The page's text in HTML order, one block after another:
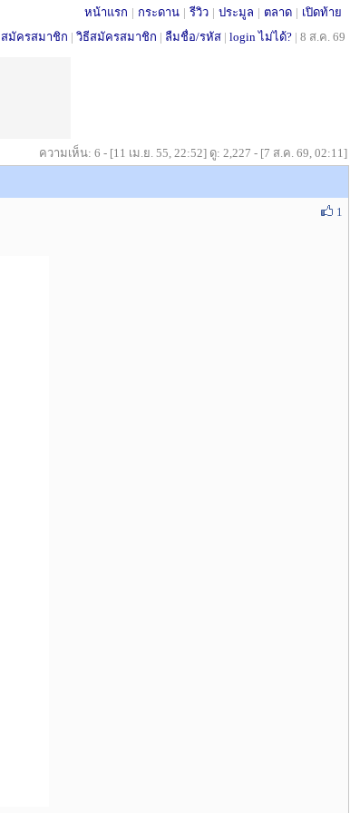
หน้าแรก | กระดาน | รีวิว | ประมูล | ตลาด | เปิดท้าย
สมัครสมาชิก | วิธีสมัครสมาชิก | ลืมชื่อ/รหัส | login ไม่ได้? | 8 ส.ค. 69
ความเห็น: 6 - [11 เม.ย. 55, 22:52] ดู: 2,227 - [7 ส.ค. 69, 02:11]
1